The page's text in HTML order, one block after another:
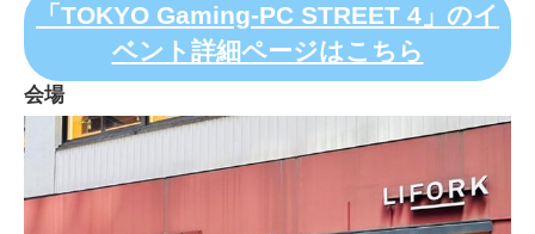
「TOKYO Gaming-PC STREET 4」のイ
ベント詳細ページはこちら
会場